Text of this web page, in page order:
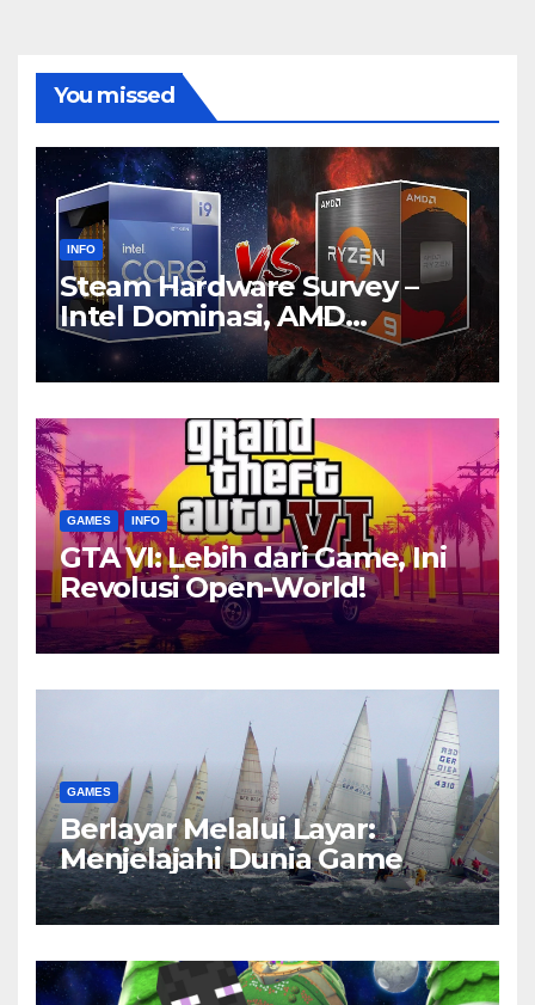
You missed
INFO
Steam Hardware Survey –
Intel Dominasi, AMD
Bersaing Ketat
GAMES INFO
GTA VI: Lebih dari Game, Ini
Revolusi Open-World!
GAMES
Berlayar Melalui Layar:
Menjelajahi Dunia Game